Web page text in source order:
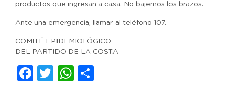
productos que ingresan a casa. No bajemos los brazos.
Ante una emergencia, llamar al teléfono 107.
COMITÉ EPIDEMIOLÓGICO
DEL PARTIDO DE LA COSTA
Facebook
TwitterWhatsApp